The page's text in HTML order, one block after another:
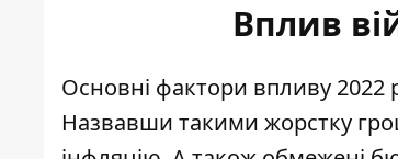
Вплив
Основні фактори впливу 2022
Назвавши такими жорстку